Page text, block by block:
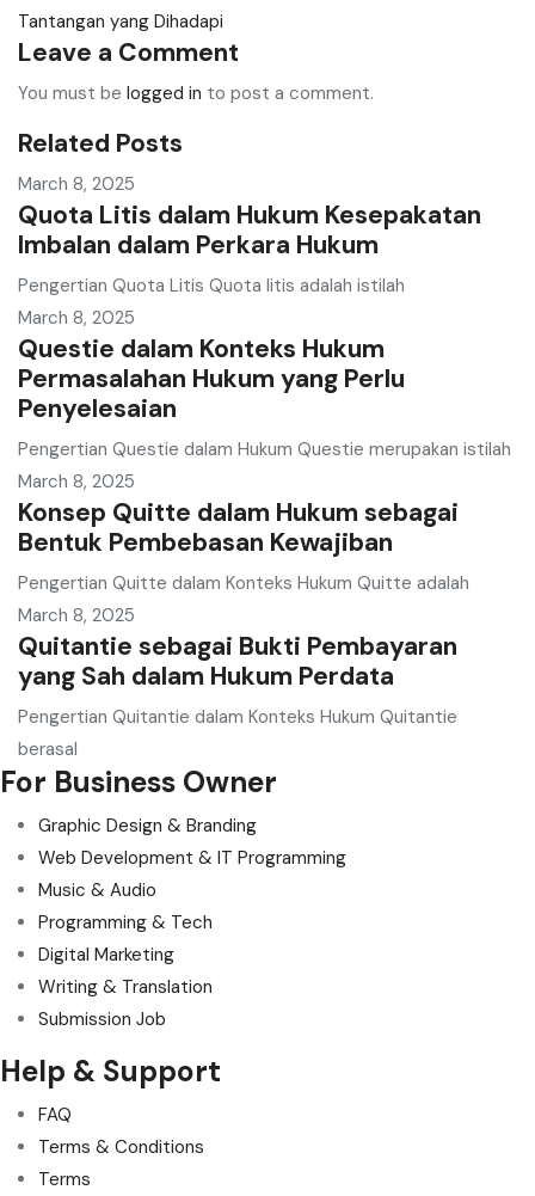
Tantangan yang Dihadapi
Leave a Comment
You must be logged in to post a comment.
Related Posts
March 8, 2025
Quota Litis dalam Hukum Kesepakatan
Imbalan dalam Perkara Hukum
Pengertian Quota Litis Quota litis adalah istilah
March 8, 2025
Questie dalam Konteks Hukum
Permasalahan Hukum yang Perlu
Penyelesaian
Pengertian Questie dalam Hukum Questie merupakan istilah
March 8, 2025
Konsep Quitte dalam Hukum sebagai
Bentuk Pembebasan Kewajiban
Pengertian Quitte dalam Konteks Hukum Quitte adalah
March 8, 2025
Quitantie sebagai Bukti Pembayaran
yang Sah dalam Hukum Perdata
Pengertian Quitantie dalam Konteks Hukum Quitantie
berasal
For Business Owner
Graphic Design & Branding
Web Development & IT Programming
Music & Audio
Programming & Tech
Digital Marketing
Writing & Translation
Submission Job
Help & Support
FAQ
Terms & Conditions
Terms